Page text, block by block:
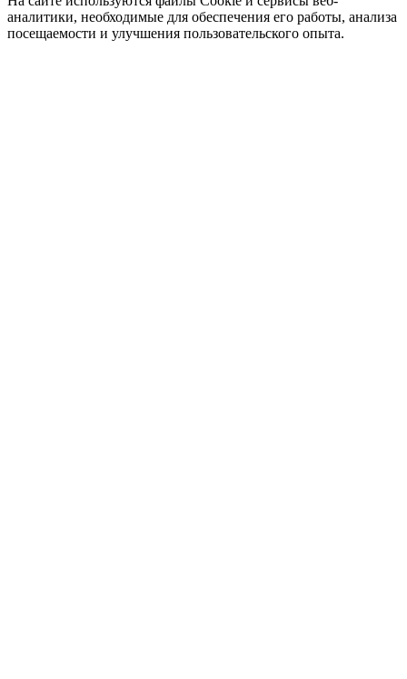
аналитики, необходимые для обеспечения его работы, анализа
посещаемости и улучшения пользовательского опыта.